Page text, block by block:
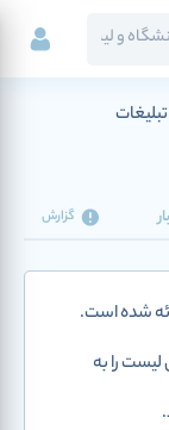
تبلیغات
گزارش
شده است.
لیست را به